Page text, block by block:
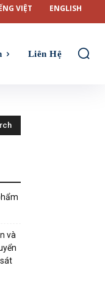
VIỆT ENGLISH
Liên Hệ
và